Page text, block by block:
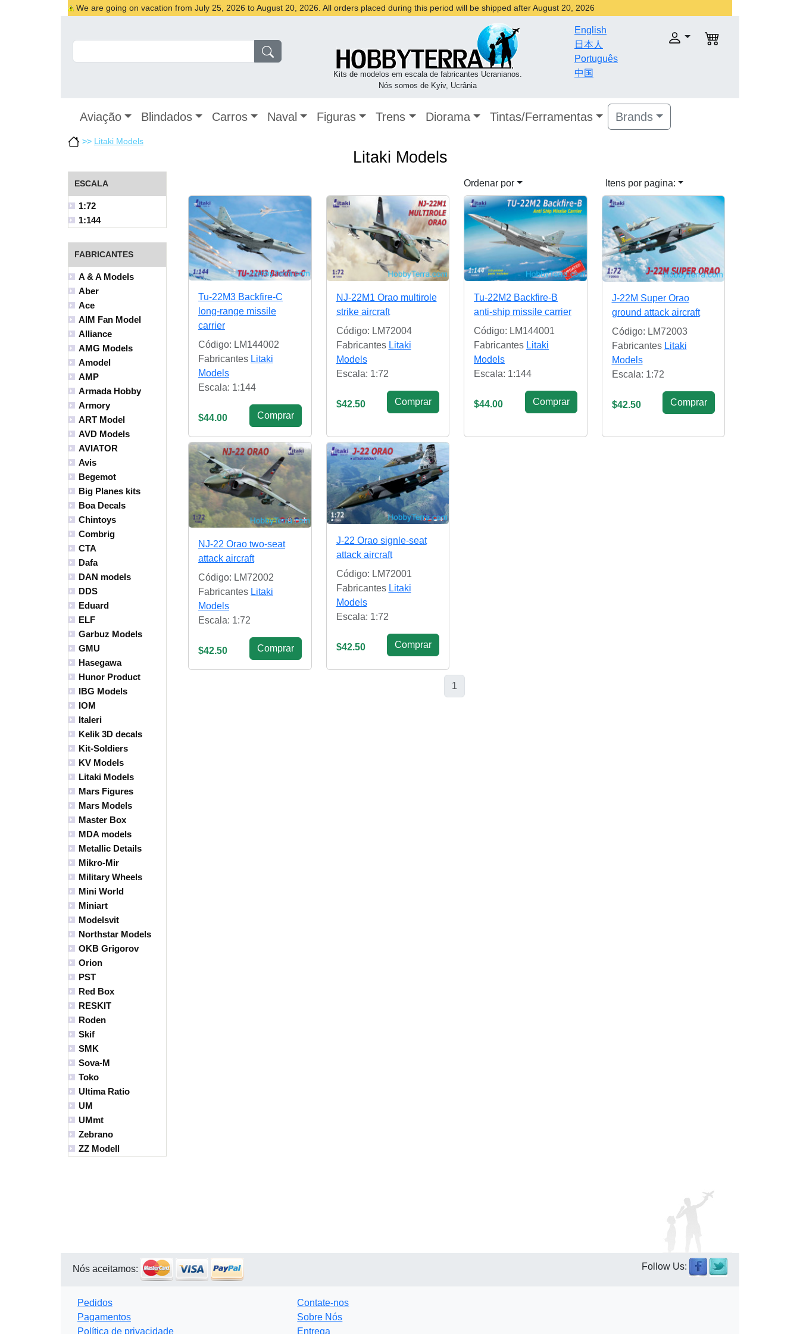
We are going on vacation from July 25, 2026 to August 20, 2026. All orders placed during this period will be shipped after August 20, 2026
Kits de modelos em escala de fabricantes Ucranianos.
Nós somos de Kyiv, Ucrânia
English
日本人
Português
中国
Aviação Blindados Carros Naval Figuras Trens Diorama Tintas/Ferramentas Brands
>> Litaki Models
Litaki Models
ESCALA
1:72
1:144
FABRICANTES
A & A Models
Aber
Ace
AIM Fan Model
Alliance
AMG Models
Amodel
AMP
Armada Hobby
Armory
ART Model
AVD Models
AVIATOR
Avis
Begemot
Big Planes kits
Boa Decals
Chintoys
Combrig
CTA
Dafa
DAN models
DDS
Eduard
ELF
Garbuz Models
GMU
Hasegawa
Hunor Product
IBG Models
IOM
Italeri
Kelik 3D decals
Kit-Soldiers
KV Models
Litaki Models
Mars Figures
Mars Models
Master Box
MDA models
Metallic Details
Mikro-Mir
Military Wheels
Mini World
Miniart
Modelsvit
Northstar Models
OKB Grigorov
Orion
PST
Red Box
RESKIT
Roden
Skif
SMK
Sova-M
Toko
Ultima Ratio
UM
UMmt
Zebrano
ZZ Modell
Ordenar por Itens por pagina:
Tu-22M3 Backfire-C
long-range missile
carrier
Código: LM144002
Fabricantes Litaki
Models
Escala: 1:144
$44.00 Сomprar
NJ-22M1 Orao multirole
strike aircraft
Código: LM72004
Fabricantes Litaki
Models
Escala: 1:72
$42.50 Сomprar
Tu-22M2 Backfire-B
anti-ship missile carrier
Código: LM144001
Fabricantes Litaki
Models
Escala: 1:144
$44.00 Сomprar
J-22M Super Orao
ground attack aircraft
Código: LM72003
Fabricantes Litaki
Models
Escala: 1:72
$42.50 Сomprar
NJ-22 Orao two-seat
attack aircraft
Código: LM72002
Fabricantes Litaki
Models
Escala: 1:72
$42.50 Сomprar
J-22 Orao signle-seat
attack aircraft
Código: LM72001
Fabricantes Litaki
Models
Escala: 1:72
$42.50 Сomprar
1
Nós aceitamos: Follow Us:
Pedidos
Pagamentos
Política de privacidade
Contate-nos
Sobre Nós
Entrega